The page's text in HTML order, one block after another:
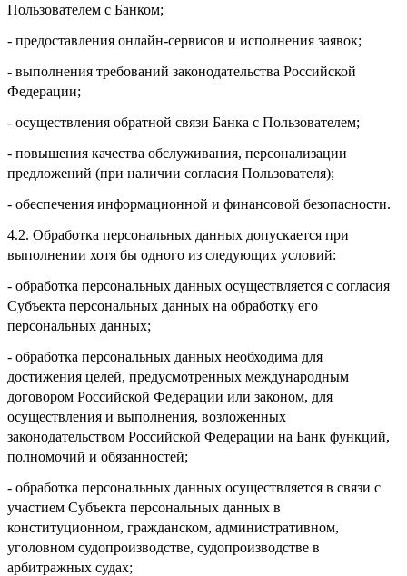
Пользователем с Банком;
- предоставления онлайн-сервисов и исполнения заявок;
- выполнения требований законодательства Российской
Федерации;
- осуществления обратной связи Банка с Пользователем;
- повышения качества обслуживания, персонализации
предложений (при наличии согласия Пользователя);
- обеспечения информационной и финансовой безопасности.
4.2. Обработка персональных данных допускается при
выполнении хотя бы одного из следующих условий:
- обработка персональных данных осуществляется с согласия
Субъекта персональных данных на обработку его
персональных данных;
- обработка персональных данных необходима для
достижения целей, предусмотренных международным
договором Российской Федерации или законом, для
осуществления и выполнения, возложенных
законодательством Российской Федерации на Банк функций,
полномочий и обязанностей;
- обработка персональных данных осуществляется в связи с
участием Субъекта персональных данных в
конституционном, гражданском, административном,
уголовном судопроизводстве, судопроизводстве в
арбитражных судах;